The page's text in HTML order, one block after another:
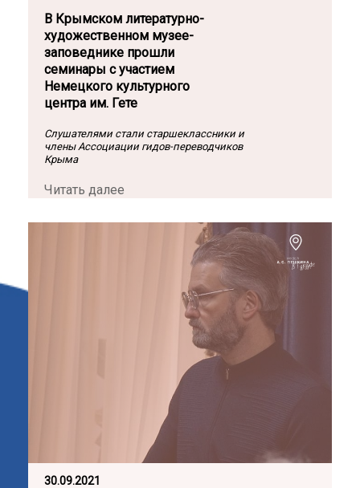
В Крымском литературно-
художественном музее-
заповеднике прошли
семинары с участием
Немецкого культурного
центра им. Гете
Слушателями стали старшеклассники и
члены Ассоциации гидов-переводчиков
Крыма
Читать далее
30.09.2021